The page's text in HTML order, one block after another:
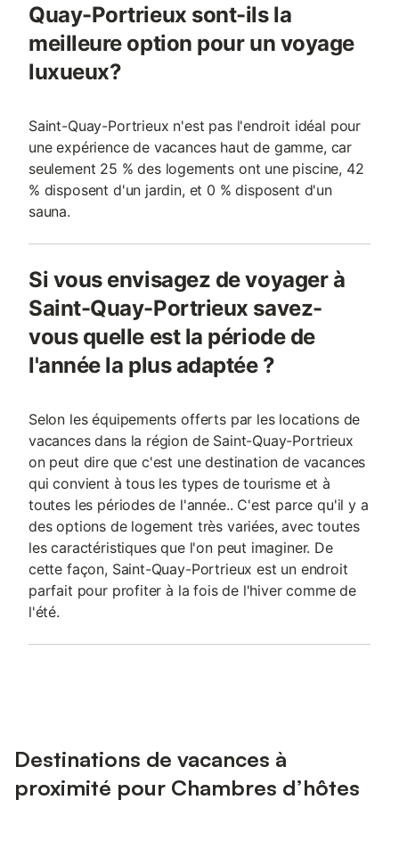
Quay-Portrieux sont-ils la
meilleure option pour un voyage
luxueux?
Saint-Quay-Portrieux n'est pas l'endroit idéal pour
une expérience de vacances haut de gamme, car
seulement 25 % des logements ont une piscine, 42
% disposent d'un jardin, et 0 % disposent d'un
sauna.
Si vous envisagez de voyager à
Saint-Quay-Portrieux savez-
vous quelle est la période de
l'année la plus adaptée ?
Selon les équipements offerts par les locations de
vacances dans la région de Saint-Quay-Portrieux
on peut dire que c'est une destination de vacances
qui convient à tous les types de tourisme et à
toutes les périodes de l'année.. C'est parce qu'il y a
des options de logement très variées, avec toutes
les caractéristiques que l'on peut imaginer. De
cette façon, Saint-Quay-Portrieux est un endroit
parfait pour profiter à la fois de l'hiver comme de
l'été.
Destinations de vacances à
proximité pour Chambres d’hôtes